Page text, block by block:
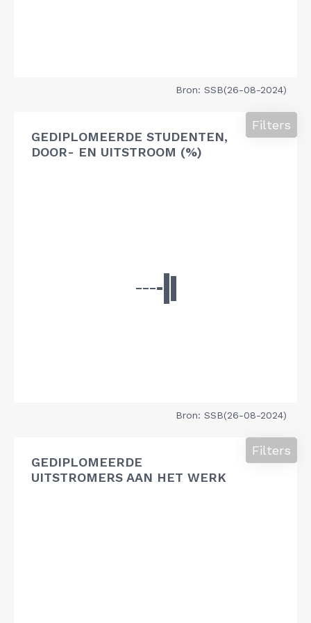
Bron: SSB(26-08-2024)
GEDIPLOMEERDE STUDENTEN,
DOOR- EN UITSTROOM (%)
Filters
Bron: SSB(26-08-2024)
GEDIPLOMEERDE
UITSTROMERS AAN HET WERK
Filters